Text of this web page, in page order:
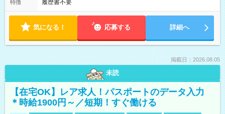
特徴 履歴書不要
気になる！ 応募する 詳細へ
掲載日：2026.08.05
未読
【在宅OK】レア求人！パスポートのデータ入力
＊時給1900円～／短期！すぐ働ける